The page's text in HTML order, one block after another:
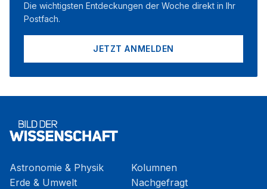
Die wichtigsten Entdeckungen der Woche direkt in Ihr
Postfach.
JETZT ANMELDEN
Astronomie & Physik
Erde & Umwelt
Kolumnen
Nachgefragt